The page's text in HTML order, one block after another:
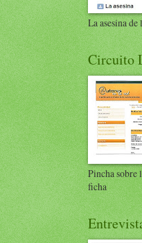
La asesina
Circuito
Pincha sobre
ficha